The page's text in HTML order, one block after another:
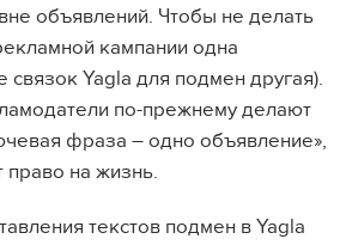
объявлений. Чтобы не делать
кампании одна
связок Yagla для подмен другая).
по-прежнему делают
фраза – одно объявление»,
право на жизнь.
текстов подмен в Yagla